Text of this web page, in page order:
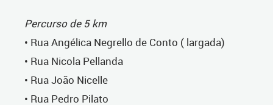
Percurso de 5 km
• Rua Angélica Negrello de Conto ( largada)
• Rua Nicola Pellanda
• Rua João Nicelle
• Rua Pedro Pilato